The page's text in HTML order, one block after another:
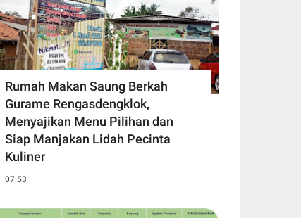
Rumah Makan Saung Berkah
Gurame Rengasdengklok,
Menyajikan Menu Pilihan dan
Siap Manjakan Lidah Pecinta
Kuliner
07:53